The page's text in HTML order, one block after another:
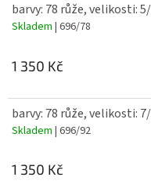
barvy: 78 růže, velikosti:
Skladem | 696/78
1 350 Kč
barvy: 78 růže, velikosti:
Skladem | 696/92
1 350 Kč